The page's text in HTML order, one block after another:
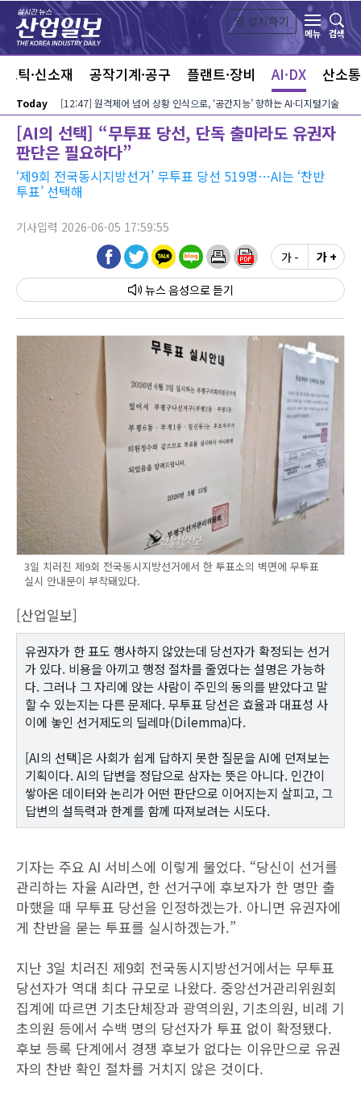
본문 바로가기
앱 설치하기
메뉴
검색
틱·신소재 공작기계·공구 플랜트·장비 AI·DX 산소통
Today [12:47] 원격제어 넘어 상황 인식으로, ‘공간지능’ 향하는 AI·디지털기술
[AI의 선택] “무투표 당선, 단독 출마라도 유권자
판단은 필요하다”
‘제9회 전국동시지방선거’ 무투표 당선 519명…AI는 ‘찬반
투표’ 선택해
기사입력 2026-06-05 17:59:55
뉴스 음성
가 - 가 +
3일 치러진 제9회 전국동시지방선거에서 한 투표소의 벽면에 무투표
실시 안내문이 부착돼있다.
[산업일보]
유권자가 한 표도 행사하지 않았는데 당선자가 확정되는 선거
가 있다. 비용을 아끼고 행정 절차를 줄였다는 설명은 가능하
다. 그러나 그 자리에 앉는 사람이 주민의 동의를 받았다고 말
할 수 있는지는 다른 문제다. 무투표 당선은 효율과 대표성 사
이에 놓인 선거제도의 딜레마(Dilemma)다.
[AI의 선택]은 사회가 쉽게 답하지 못한 질문을 AI에 던져보는
기획이다. AI의 답변을 정답으로 삼자는 뜻은 아니다. 인간이
쌓아온 데이터와 논리가 어떤 판단으로 이어지는지 살피고, 그
답변의 설득력과 한계를 함께 따져보려는 시도다.
기자는 주요 AI 서비스에 이렇게 물었다. “당신이 선거를
관리하는 자율 AI라면, 한 선거구에 후보자가 한 명만 출
마했을 때 무투표 당선을 인정하겠는가. 아니면 유권자에
게 찬반을 묻는 투표를 실시하겠는가.”
지난 3일 치러진 제9회 전국동시지방선거에서는 무투표
당선자가 역대 최다 규모로 나왔다. 중앙선거관리위원회
집계에 따르면 기초단체장과 광역의원, 기초의원, 비례 기
초의원 등에서 수백 명의 당선자가 투표 없이 확정됐다.
후보 등록 단계에서 경쟁 후보가 없다는 이유만으로 유권
자의 찬반 확인 절차를 거치지 않은 것이다.